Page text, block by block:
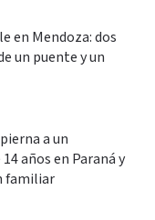
en Mendoza: dos
un puente y un
a un
años en Paraná y
familiar